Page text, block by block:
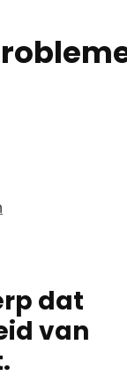
dat
van